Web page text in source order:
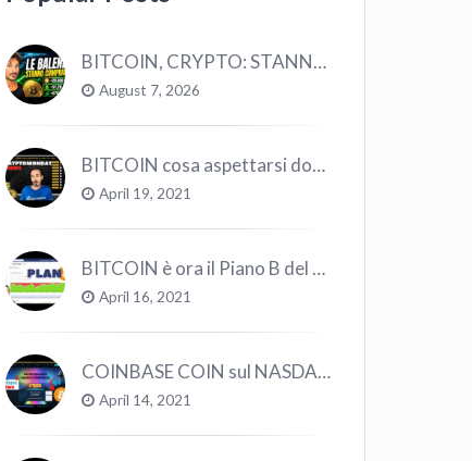
BITCOIN, CRYPTO: STANNO COMPRANDO TUTTI (GUARDA QUESTI DATI), EPPURE…
August 7, 2026
BITCOIN cosa aspettarsi dopo il “Crollo”? – CryptoMonday NEWS w16/’21
April 19, 2021
BITCOIN è ora il Piano B del Mondo
April 16, 2021
COINBASE COIN sul NASDAQ e le CRYPTO volano!
April 14, 2021